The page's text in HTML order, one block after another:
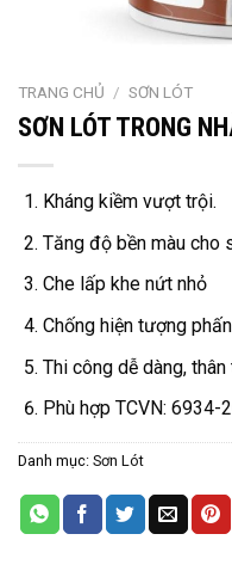
TRANG CHỦ / SƠN LÓT
SƠN LÓT TRONG
Kháng kiềm vượt trội.
Tăng độ bền màu cho
Che lấp khe nứt nhỏ
Chống hiện tượng
Thi công dễ dàng,
Phù hợp TCVN: 6934-
Danh mục: Sơn Lót